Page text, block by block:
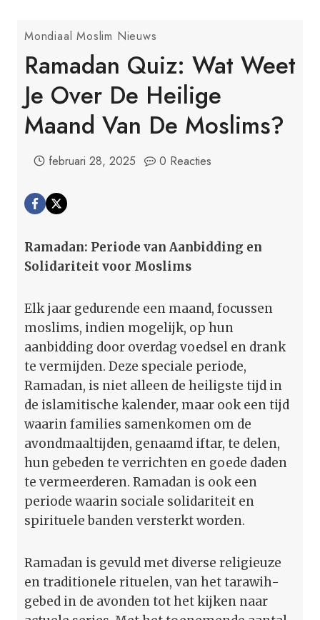
Mondiaal Moslim Nieuws
Ramadan Quiz: Wat Weet
Je Over De Heilige
Maand Van De Moslims?
februari 28, 2025 0 Reacties
Ramadan: Periode van Aanbidding en
Solidariteit voor Moslims
Elk jaar gedurende een maand, focussen
moslims, indien mogelijk, op hun
aanbidding door overdag voedsel en drank
te vermijden. Deze speciale periode,
Ramadan, is niet alleen de heiligste tijd in
de islamitische kalender, maar ook een tijd
waarin families samenkomen om de
avondmaaltijden, genaamd iftar, te delen,
hun gebeden te verrichten en goede daden
te vermeerderen. Ramadan is ook een
periode waarin sociale solidariteit en
spirituele banden versterkt worden.
Ramadan is gevuld met diverse religieuze
en traditionele rituelen, van het tarawih-
gebed in de avonden tot het kijken naar